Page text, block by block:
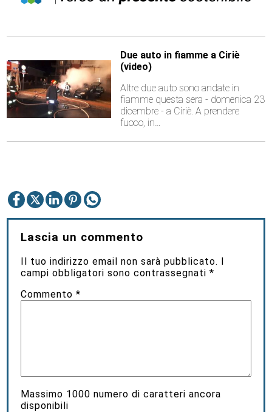
Due auto in fiamme a Ciriè
(video)
Altre due auto sono andate in
fiamme questa sera - domenica 23
dicembre - a Ciriè. A prendere
fuoco, in…
Lascia un commento
Il tuo indirizzo email non sarà pubblicato. I
campi obbligatori sono contrassegnati*
Commento*
Massimo 1000 numero di caratteri ancora
disponibili